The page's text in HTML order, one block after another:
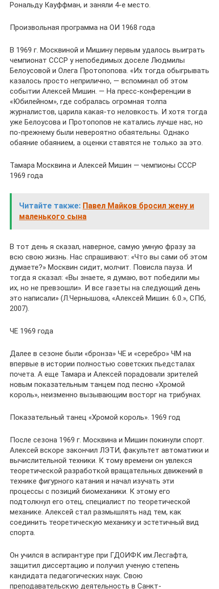
Рональду Кауффман, и заняли 4-е место.
Произвольная программа на ОИ 1968 года
В 1969 г. Москвиной и Мишину первым удалось выиграть
чемпионат СССР у непобедимых доселе Людмилы
Белоусовой и Олега Протопопова. «Их тогда обыгрывать
казалось просто неприлично, — вспоминал об этом
событии Алексей Мишин. — На пресс-конференции в
«Юбилейном», где собралась огромная толпа
журналистов, царила какая-то неловкость. И хотя тогда
уже Белоусова и Протопопов не катались лучше нас, но
по-прежнему были невероятно обаятельны. Однако
обаяние обаянием, а оценки ставятся не только за это.
Тамара Москвина и Алексей Мишин — чемпионы СССР
1969 года
Читайте также: Павел Майков бросил жену и
маленького сына
В тот день я сказал, наверное, самую умную фразу за
всю свою жизнь. Нас спрашивают: «Что вы сами об этом
думаете?» Москвин сидит, молчит. Повисла пауза. И
тогда я сказал: «Вы знаете, я думаю, вот победили мы
их, но не превзошли». И все газеты на следующий день
это написали» (Л.Чернышова, «Алексей Мишин. 6.0.», СПб,
2007).
ЧЕ 1969 года
Далее в сезоне были «бронза» ЧЕ и «серебро» ЧМ на
впервые в истории полностью советских пьедсталах
почета. А еще Тамара и Алексей порадовали зрителей
новым показательным танцем под песню «Хромой
король», неизменно вызывающим восторг на трибунах.
Показательный танец «Хромой король». 1969 год
После сезона 1969 г. Москвина и Мишин покинули спорт.
Алексей вскоре закончил ЛЭТИ, факультет автоматики и
вычислительной техники. К тому времени он увлекся
теоретической разработкой вращательных движений в
технике фигурного катания и начал изучать эти
процессы с позиций биомеханики. К этому его
подтолкнул его отец, специалист по теоретической
механике. Алексей стал размышлять над тем, как
соединить теоретическую механику и эстетичный вид
спорта.
Он учился в аспирантуре при ГДОИФК им.Лесгафта,
защитил диссертацию и получил ученую степень
кандидата педагогических наук. Свою
преподавательскую деятельность в Санкт-